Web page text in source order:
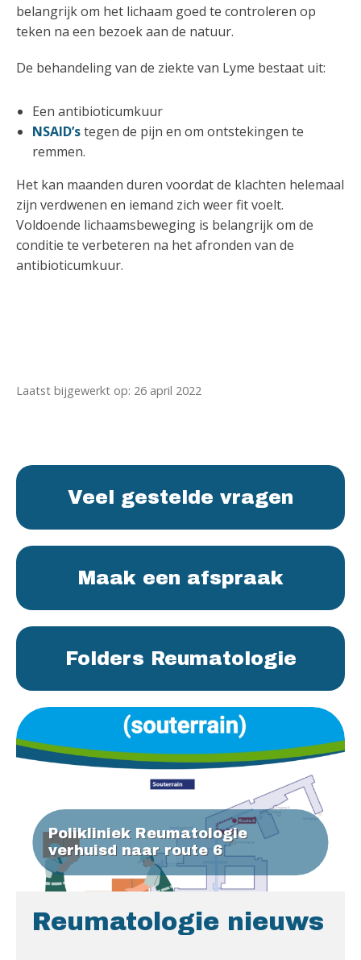
belangrijk om het lichaam goed te controleren op
teken na een bezoek aan de natuur.
De behandeling van de ziekte van Lyme bestaat uit:
Een antibioticumkuur
NSAID’stegen de pijn en om ontstekingen te
remmen.
Het kan maanden duren voordat de klachten helemaal
zijn verdwenen en iemand zich weer fit voelt.
Voldoende lichaamsbeweging is belangrijk om de
conditie te verbeteren na het afronden van de
antibioticumkuur.
Laatst bijgewerkt op: 26 april 2022
Veel gestelde vragen
Maak een afspraak
Folders Reumatologie
Polikliniek Reumatologie
verhuisd naar route 6
Reumatologie nieuws